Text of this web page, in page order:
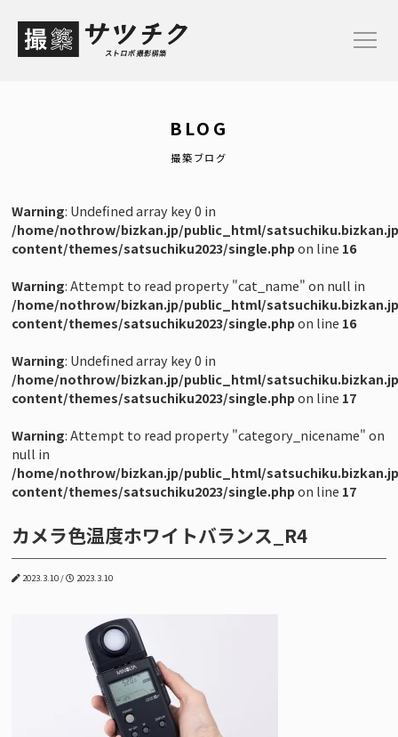
プランと料金
ご依頼の流れ
撮築ブログ
【Plan-M】モデル/アパレル撮影プラン
【Plan-S】商品撮影（小サイズ）撮影プラン
【Plan-L】商品撮影（大サイズ）撮影プラン
【Plan-F】フード 料理撮影プラン
株式会社ビジネスのかんさつ
オンライン動画講座 [ビジかんアカデミア]
写真・動画素材[ビジかん素材ストア]
ALTERNA CREATES
BLOG
撮築ブログ
Warning: Undefined array key 0 in
/home/nothrow/bizkan.jp/public_html/
content/themes/satsuchiku2023/single.phpon line 16
Warning: Attempt to read property "cat_name" on null in
/home/nothrow/bizkan.jp/public_html/
content/themes/satsuchiku2023/single.phpon line 16
Warning: Undefined array key 0 in
/home/nothrow/bizkan.jp/public_html/
content/themes/satsuchiku2023/single.phpon line 17
Warning: Attempt to read property "category_nicename" on
null in
/home/nothrow/bizkan.jp/public_html/
content/themes/satsuchiku2023/single.phpon line 17
カメラ色温度ホワイトバランス_R4
2023.3.10 / 2023.3.10